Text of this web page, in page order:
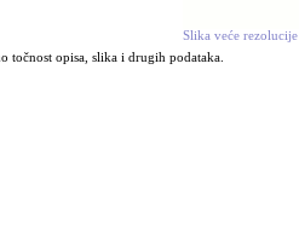
Slika veće rezolucije
točnost opisa, slika i drugih podataka.